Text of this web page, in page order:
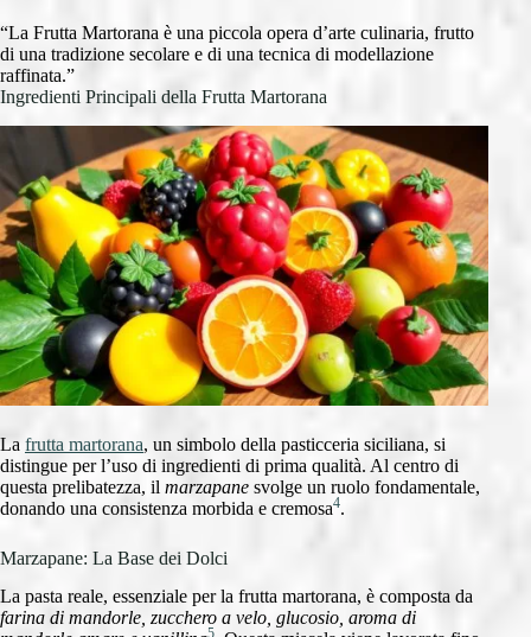
“La Frutta Martorana è una piccola opera d’arte culinaria, frutto
di una tradizione secolare e di una tecnica di modellazione
raffinata.”
Ingredienti Principali della Frutta Martorana
La frutta martorana, un simbolo della pasticceria siciliana, si
distingue per l’uso di ingredienti di prima qualità. Al centro di
questa prelibatezza, il marzapane svolge un ruolo fondamentale,
donando una consistenza morbida e cremosa4.
Marzapane: La Base dei Dolci
La pasta reale, essenziale per la frutta martorana, è composta da
farina di mandorle, zucchero a velo, glucosio, aroma di